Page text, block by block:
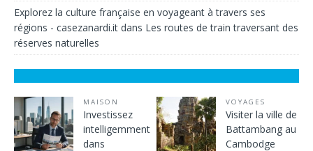
Explorez la culture française en voyageant à travers ses
régions - casezanardi.it dans Les routes de train traversant des
réserves naturelles
MAISON
Investissez
intelligemment
dans
VOYAGES
Visiter la ville de
Battambang au
Cambodge